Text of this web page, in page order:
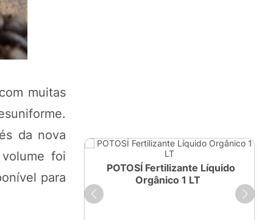
muitas
da nova
foi
para
POTOSÍ Fertilizante Líquido
Orgânico 1 LT